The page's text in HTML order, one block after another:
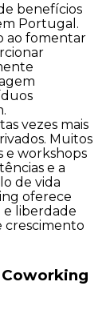
benefícios
Portugal.
ao fomentar
vezes mais
Muitos
e workshops
e a
de vida
oferece
liberdade
crescimento